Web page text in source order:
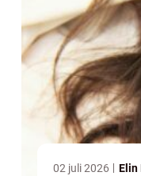
02 juli 2026 Elin